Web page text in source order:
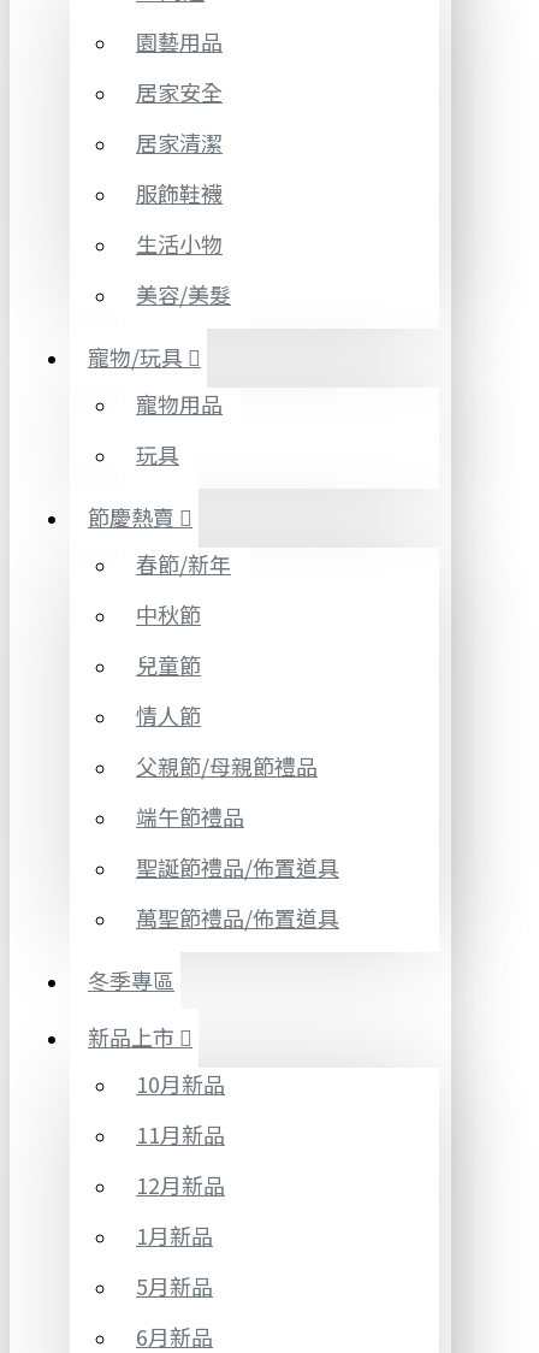
園藝用品
居家安全
居家清潔
服飾鞋襪
生活小物
美容/美髮
寵物/玩具
寵物用品
玩具
節慶熱賣
春節/新年
中秋節
兒童節
情人節
父親節/母親節禮品
端午節禮品
聖誕節禮品/佈置道具
萬聖節禮品/佈置道具
冬季專區
新品上市
10月新品
11月新品
12月新品
1月新品
5月新品
6月新品